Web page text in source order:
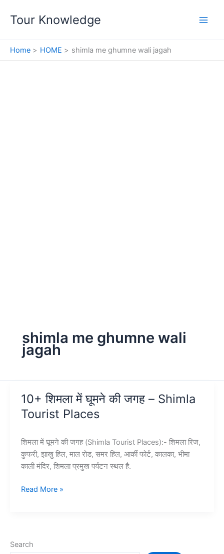
Tour Knowledge
Home HOME shimla me ghumne wali jagah
shimla me ghumne wali
jagah
10+ शिमला में घूमने की जगह – Shimla
Tourist Places
शिमला में घूमने की जगह (Shimla Tourist Places):- शिमला रिज,
कुफरी, झाखु हिल, माल रोड, समर हिल, आर्की फोर्ट, कालका, भीमा
काली मंदिर, शिमला प्रमुख पर्यटन स्थल है.
10+
जगह
Read More »
Search